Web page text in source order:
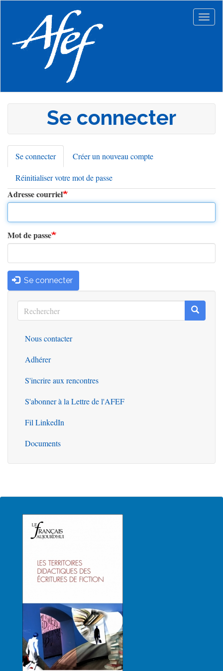
principal
Se connecter
Onglets
principaux
Se connecter(onglet
actif)
Créer un nouveau compte
Réinitialiser votre mot de passe
Adresse courriel
Mot de passe
Se connecter
Rechercher
Rechercher
Outils
Nous contacter
Adhérer
S'incrire aux rencontres
S'abonner à la Lettre de l'AFEF
Fil LinkedIn
Documents